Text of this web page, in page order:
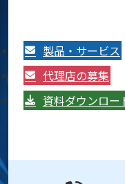
製品・サービス
代理店の募集
資料ダウンロー